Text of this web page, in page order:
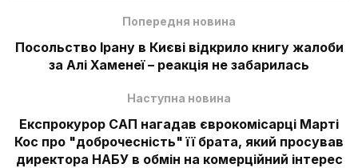
Попередня новина
Посольство Ірану в Києві відкрило книгу жалоби
за Алі Хаменеї – реакція не забарилась
Наступна новина
Експрокурор САП нагадав єврокомісарці Марті
Кос про "доброчесність" її брата, який просував
директора НАБУ в обмін на комерційний інтерес